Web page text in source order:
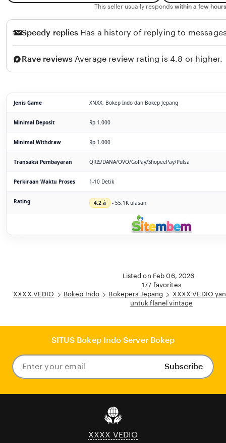
This seller usually responds within a few
Speedy replies Has a history of replying to
Rave reviews Average review rating is 4.8 or higher.
Jenis Game XNXX, Bokep Indo dan Bokep Jepang
Minimal Deposit Rp 1.000
Minimal Withdraw Rp 1.000
Transaksi Pembayaran QRIS/DANA/OVO/GoPay/ShopeePay/Pulsa
Perkiraan Waktu Proses 1-10 Detik
Rating 4.2 â­ - 55.1K ulasan
Listed on Feb 06, 2026
177 favorites
XXXX VEDIO
Bokep Indo Bokepers Jepang
XXXX VEDIO
untuk flanel vintage
SITUS Bokep Indo Server Bokep
Enter
your
Subscribe
XXXX VEDIO